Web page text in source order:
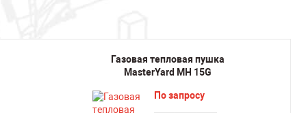
Газовая тепловая пушка
MasterYard MH 15G
По запросу